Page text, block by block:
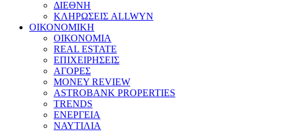
ΔΙΕΘΝΗ
ΚΛΗΡΩΣΕΙΣ ALLWYN
ΟΙΚΟΝΟΜΙΚΗ
ΟΙΚΟΝΟΜΙΑ
REAL ESTATE
ΕΠΙΧΕΙΡΗΣΕΙΣ
ΑΓΟΡΕΣ
MONEY REVIEW
ASTROBANK PROPERTIES
TRENDS
ΕΝΕΡΓΕΙΑ
ΝΑΥΤΙΛΙΑ